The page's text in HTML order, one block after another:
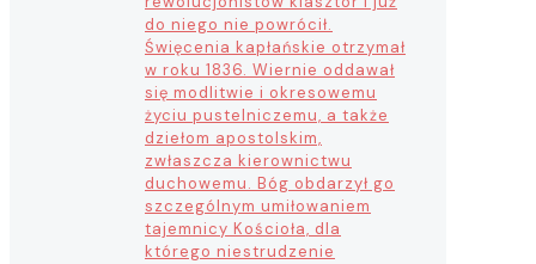
do niego nie powrócił.
Święcenia kapłańskie otrzymał
w roku 1836. Wiernie oddawał
się modlitwie i okresowemu
życiu pustelniczemu, a także
dziełom apostolskim,
zwłaszcza kierownictwu
duchowemu. Bóg obdarzył go
szczególnym umiłowaniem
tajemnicy Kościoła, dla
którego niestrudzenie